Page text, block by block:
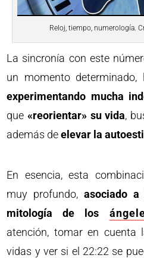
Reloj, tiempo, numerología.
La sincronía con este
un momento
experimentando mucha
que «reorientar» su vida,
además deelevar la
En esencia, esta
muy profundo,asociado
mitología de los
atención, tomar en cuenta
vidas y ver si el 22:22 se